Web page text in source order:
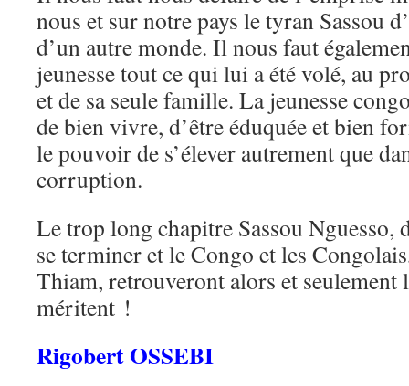
nous et sur notre pays le tyran Sassou
d’un autre monde. Il nous faut
jeunesse tout ce qui lui a été volé, au
et de sa seule famille. La jeunesse
de bien vivre, d’être éduquée et bien
le pouvoir de s’élever autrement que
corruption.
Le trop long chapitre Sassou Nguesso,
se terminer et le Congo et les
Thiam, retrouveront alors et seulement
méritent !
Rigobert OSSEBI